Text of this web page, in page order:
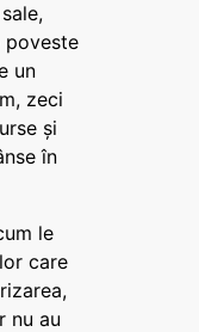
un
zeci
și
în
le
care
nu au